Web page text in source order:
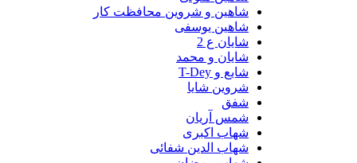
شاهین و شروین محافظت کار
شاهین یوسفی
شایان ع 2
شایان و محمد
شایع و T-Dey
شروین شایا
شفق
شمس آریان
شهاب اکبری
شهاب الدین شفائی